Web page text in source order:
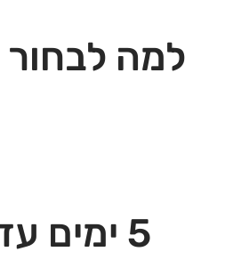
למה לבחור
5 ימים עד הבית